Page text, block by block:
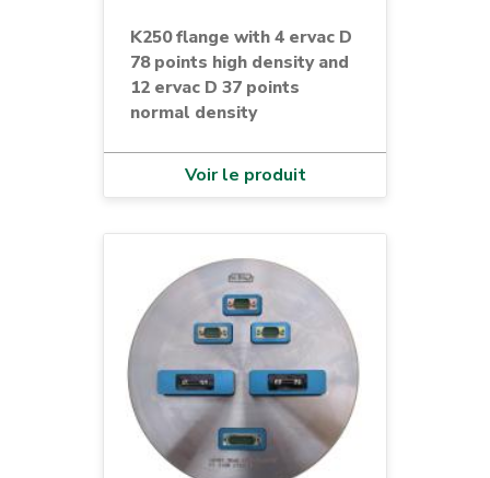
K250 flange with 4 ervac D
78 points high density and
12 ervac D 37 points
normal density
Voir le produit